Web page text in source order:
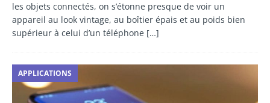
les objets connectés, on s’étonne presque de voir un
appareil au look vintage, au boîtier épais et au poids bien
supérieur à celui d’un téléphone […]
APPLICATIONS